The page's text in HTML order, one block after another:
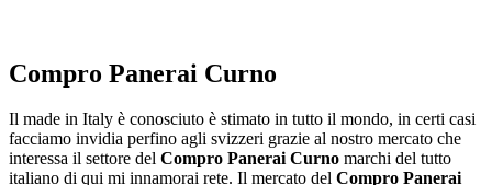
Compro Panerai Curno
Il made in Italy è conosciuto è stimato in tutto il mondo, in certi casi
facciamo invidia perfino agli svizzeri grazie al nostro mercato che
interessa il settore del Compro Panerai Curno marchi del tutto
italiano di qui mi innamorai rete. Il mercato del Compro Panerai